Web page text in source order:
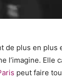
de plus en plus
l’imagine.
peut faire